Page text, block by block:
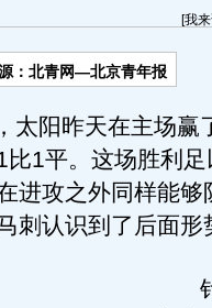
[我
：北青网—北京青年报
昨天在主场赢
1平。这场胜利
进攻之外同样能够
刺认识到了后面形
针